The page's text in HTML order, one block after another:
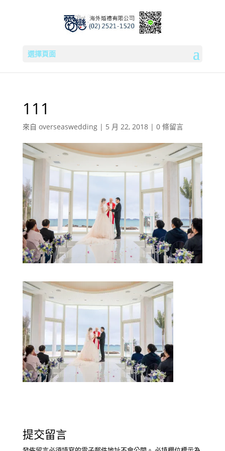
選擇頁面
111
來自 overseaswedding| 5 月 22, 2018| 0 條留言
提交留言